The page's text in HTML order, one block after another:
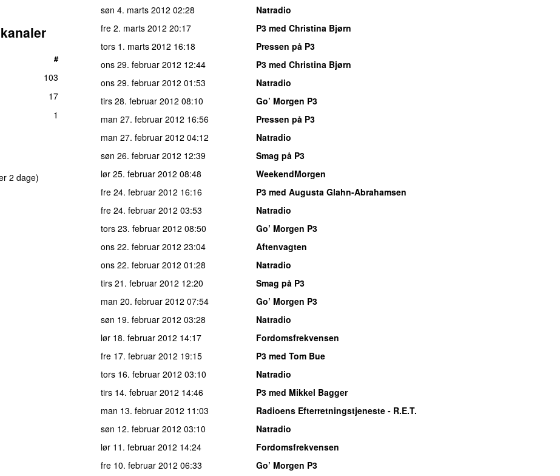
#
103
17
1
2 dage)
søn 4. marts 2012 02:28
Natradio
fre 2. marts 2012 20:17
P3 med Christina Bjørn
tors 1. marts 2012 16:18
Pressen på P3
ons 29. februar 2012 12:44
P3 med Christina Bjørn
ons 29. februar 2012 01:53
Natradio
tirs 28. februar 2012 08:10
Go’ Morgen P3
man 27. februar 2012 16:56
Pressen på P3
man 27. februar 2012 04:12
Natradio
søn 26. februar 2012 12:39
Smag på P3
lør 25. februar 2012 08:48
WeekendMorgen
fre 24. februar 2012 16:16
P3 med Augusta Glahn-Abrahamsen
fre 24. februar 2012 03:53
Natradio
tors 23. februar 2012 08:50
Go’ Morgen P3
ons 22. februar 2012 23:04
Aftenvagten
ons 22. februar 2012 01:28
Natradio
tirs 21. februar 2012 12:20
Smag på P3
man 20. februar 2012 07:54
Go’ Morgen P3
søn 19. februar 2012 03:28
Natradio
lør 18. februar 2012 14:17
Fordomsfrekvensen
fre 17. februar 2012 19:15
P3 med Tom Bue
tors 16. februar 2012 03:10
Natradio
tirs 14. februar 2012 14:46
P3 med Mikkel Bagger
man 13. februar 2012 11:03
Radioens Efterretningstjeneste - R.E.T.
søn 12. februar 2012 03:10
Natradio
lør 11. februar 2012 14:24
Fordomsfrekvensen
fre 10. februar 2012 06:33
Go’ Morgen P3